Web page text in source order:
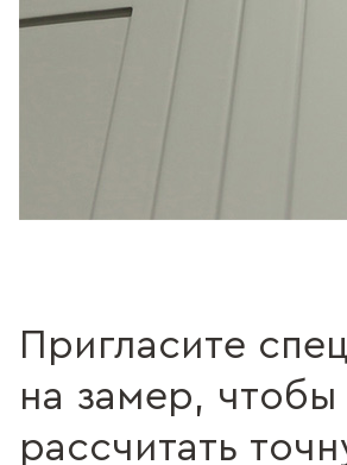
Пригласите
на замер, чтобы
рассчитать